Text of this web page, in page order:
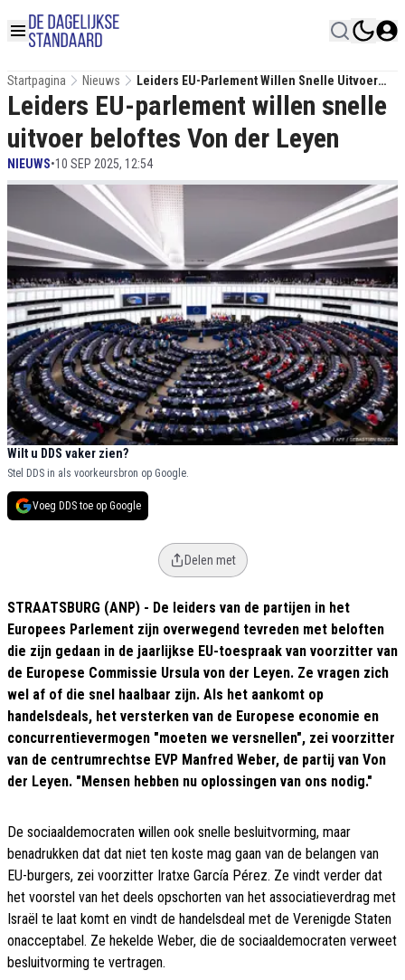
Startpagina Nieuws
Leiders EU-Parlement Willen Snelle Uitvoer
Beloftes Von Der Leyen
Leiders EU-parlement willen snelle
uitvoer beloftes Von der Leyen
NIEUWS•10 SEP 2025, 12:54
Wilt u DDS vaker zien?
Stel DDS in als voorkeursbron op Google.
Voeg DDS toe op Google
Delen met
STRAATSBURG (ANP) - De leiders van de partijen in het
Europees Parlement zijn overwegend tevreden met beloften
die zijn gedaan in de jaarlijkse EU-toespraak van voorzitter van
de Europese Commissie Ursula von der Leyen. Ze vragen zich
wel af of die snel haalbaar zijn. Als het aankomt op
handelsdeals, het versterken van de Europese economie en
concurrentievermogen "moeten we versnellen", zei voorzitter
van de centrumrechtse EVP Manfred Weber, de partij van Von
der Leyen. "Mensen hebben nu oplossingen van ons nodig."
De sociaaldemocraten willen ook snelle besluitvorming, maar
benadrukken dat dat niet ten koste mag gaan van de belangen van
EU-burgers, zei voorzitter Iratxe García Pérez. Ze vindt verder dat
het voorstel van het deels opschorten van het associatieverdrag met
Israël te laat komt en vindt de handelsdeal met de Verenigde Staten
onacceptabel. Ze hekelde Weber, die de sociaaldemocraten verweet
besluitvorming te vertragen.